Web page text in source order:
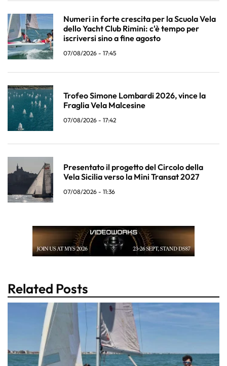
Numeri in forte crescita per la Scuola Vela
dello Yacht Club Rimini: c'è tempo per
iscriversi sino a fine agosto
07/08/2026 - 17:45
Trofeo Simone Lombardi 2026, vince la
Fraglia Vela Malcesine
07/08/2026 - 17:42
Presentato il progetto del Circolo della
Vela Sicilia verso la Mini Transat 2027
07/08/2026 - 11:36
Related Posts